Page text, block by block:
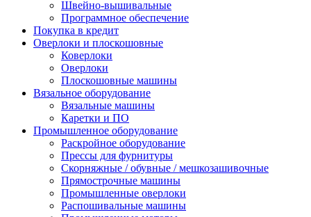
Швейно-вышивальные
Программное обеспечение
Покупка в кредит
Оверлоки и плоскошовные
Коверлоки
Оверлоки
Плоскошовные машины
Вязальное оборудование
Вязальные машины
Каретки и ПО
Промышленное оборудование
Раскройное оборудование
Прессы для фурнитуры
Скорняжные / обувные / мешкозашивочные
Прямострочные машины
Промышленные оверлоки
Распошивальные машины